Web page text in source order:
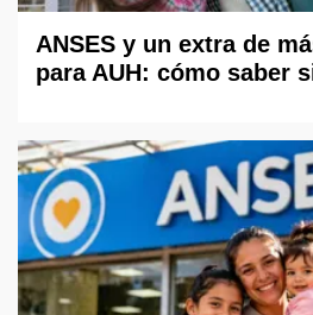
ANSES y un extra de
para AUH: cómo saber